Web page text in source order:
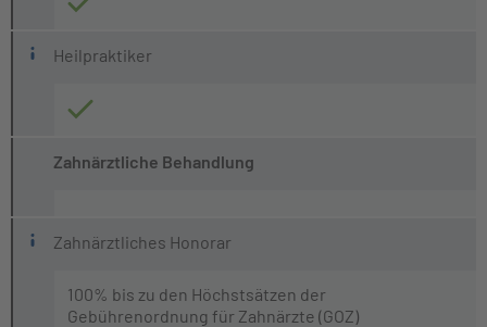
Heilpraktiker
Zahnärztliche Behandlung
Zahnärztliches Honorar
100% bis zu den Höchstsätzen der
Gebührenordnung für Zahnärzte (GOZ)